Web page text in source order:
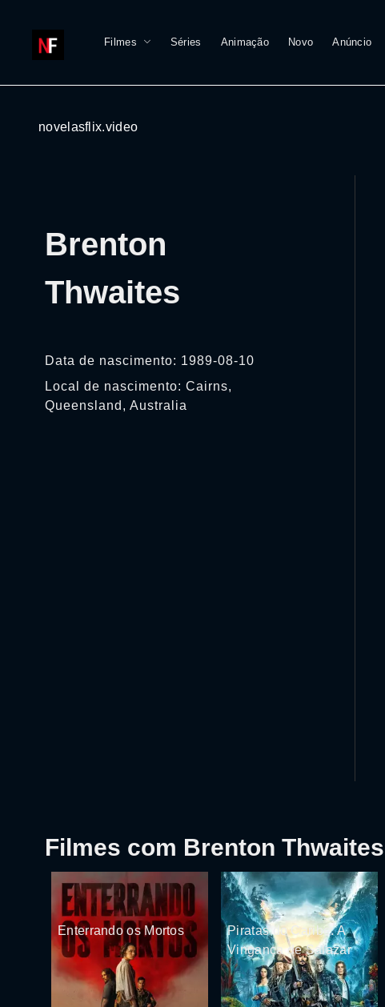
Filmes Séries Animação Novo Anúncio
novelasflix.video
Brenton
Thwaites
Data de nascimento: 1989-08-10
Local de nascimento: Cairns,
Queensland, Australia
Filmes com Brenton Thwaites
Enterrando os Mortos
Piratas do Caribe: A
Vingança de Salazar